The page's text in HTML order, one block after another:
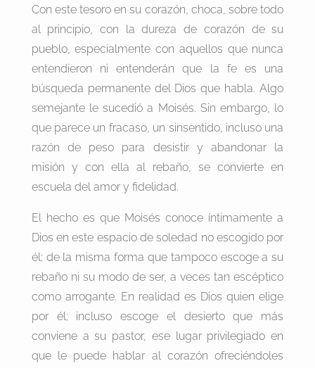
Con este tesoro en su corazón, choca, sobre todo
al principio, con la dureza de corazón de su
pueblo, especialmente con aquellos que nunca
entendieron ni entenderán que la fe es una
búsqueda permanente del Dios que habla. Algo
semejante le sucedió a Moisés. Sin embargo, lo
que parece un fracaso, un sinsentido, incluso una
razón de peso para desistir y abandonar la
misión y con ella al rebaño, se convierte en
escuela del amor y fidelidad.
El hecho es que Moisés conoce íntimamente a
Dios en este espacio de soledad no escogido por
él; de la misma forma que tampoco escoge a su
rebaño ni su modo de ser, a veces tan escéptico
como arrogante. En realidad es Dios quien elige
por él; incluso escoge el desierto que más
conviene a su pastor, ese lugar privilegiado en
que le puede hablar al corazón ofreciéndoles